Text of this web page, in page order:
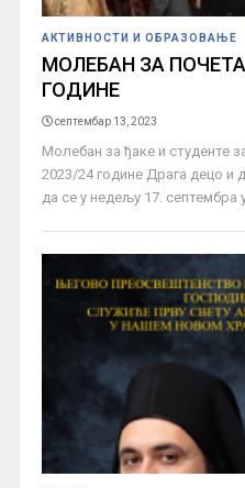
АКТИВНОСТИ И ОБРАЗОВАЊЕ
МОЛЕБАН ЗА
ГОДИНЕ
септембар 13, 2023
Молебан за ђаке и студенте
2023/24 године Драга децо и
да се у недељу 17. септембра у